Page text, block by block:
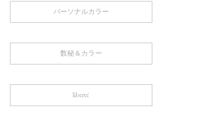
パーソナルカラー
数秘＆カラー
liberté